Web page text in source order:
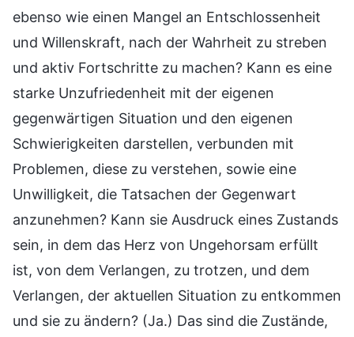
ebenso wie einen Mangel an Entschlossenheit
und Willenskraft, nach der Wahrheit zu streben
und aktiv Fortschritte zu machen? Kann es eine
starke Unzufriedenheit mit der eigenen
gegenwärtigen Situation und den eigenen
Schwierigkeiten darstellen, verbunden mit
Problemen, diese zu verstehen, sowie eine
Unwilligkeit, die Tatsachen der Gegenwart
anzunehmen? Kann sie Ausdruck eines Zustands
sein, in dem das Herz von Ungehorsam erfüllt
ist, von dem Verlangen, zu trotzen, und dem
Verlangen, der aktuellen Situation zu entkommen
und sie zu ändern? (Ja.) Das sind die Zustände,